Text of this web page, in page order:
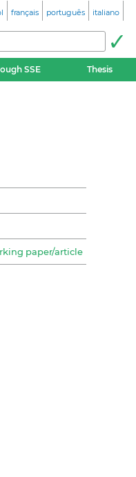
français português italiano
SSE Thesis
paper/article